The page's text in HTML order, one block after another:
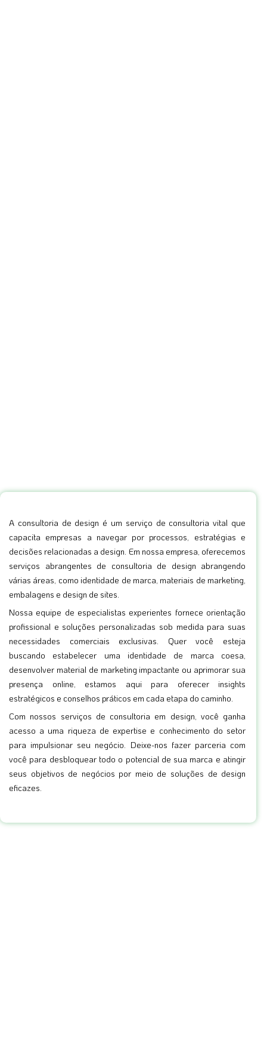
A consultoria de design é um serviço de consultoria vital que
capacita empresas a navegar por processos, estratégias e
decisões relacionadas a design. Em nossa empresa, oferecemos
serviços abrangentes de consultoria de design abrangendo
várias áreas, como identidade de marca, materiais de marketing,
embalagens e design de sites.
Nossa equipe de especialistas experientes fornece orientação
profissional e soluções personalizadas sob medida para suas
necessidades comerciais exclusivas. Quer você esteja
buscando estabelecer uma identidade de marca coesa,
desenvolver material de marketing impactante ou aprimorar sua
presença online, estamos aqui para oferecer insights
estratégicos e conselhos práticos em cada etapa do caminho.
Com nossos serviços de consultoria em design, você ganha
acesso a uma riqueza de expertise e conhecimento do setor
para impulsionar seu negócio. Deixe-nos fazer parceria com
você para desbloquear todo o potencial de sua marca e atingir
seus objetivos de negócios por meio de soluções de design
eficazes.